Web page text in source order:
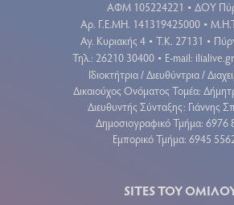
ΑΦΜ 105224221 • ΔΟΥ
Aρ. Γ.Ε.ΜΗ. 141319425000 •
Αγ. Κυριακής 4 • Τ.Κ. 27131 •
Τηλ.: 26210 30400 • E-mail:
Ιδιοκτήτρια / Διευθύντρια /
Δικαιούχος Ονόματος Τομέα:
Διευθυντής Σύνταξης: Γιάννης
Δημοσιογραφικό Τμήμα: 6976
Εμπορικό Τμήμα: 6945
SITES ΤΟΥ